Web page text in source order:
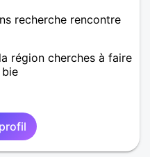
recherche rencontre
région cherches à faire